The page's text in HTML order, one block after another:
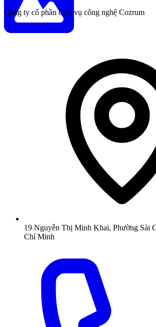
Công ty cổ phần dịch vụ công nghệ Cozrum
19 Nguyễn Thị Minh Khai, Phường Sài
Chí Minh